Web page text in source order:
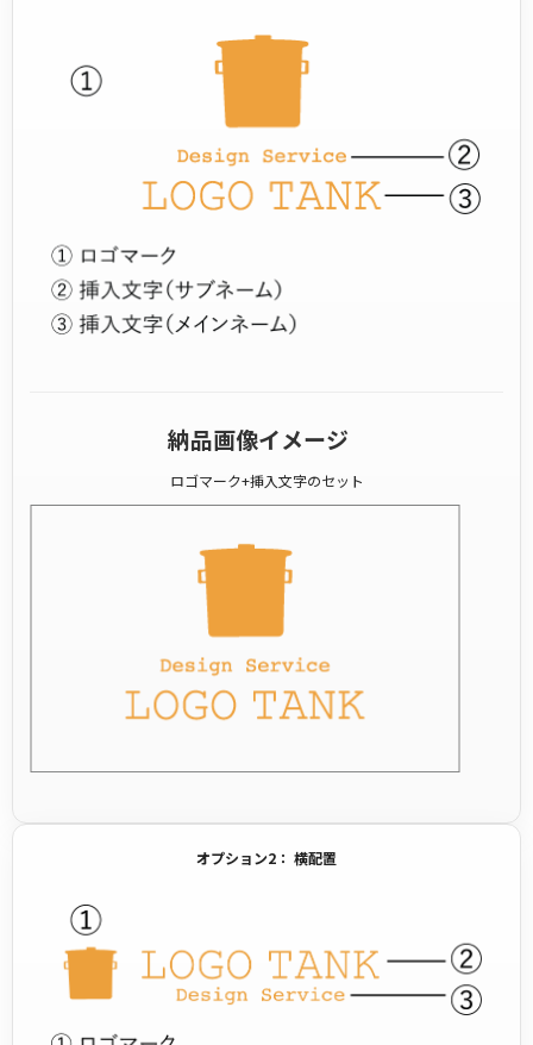
納品画像イメージ
ロゴマーク+挿入文字のセット
オプション2： 横配置